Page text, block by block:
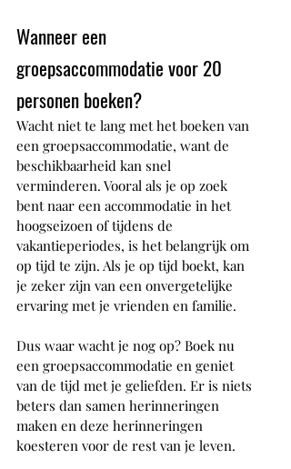
Wanneer een
groepsaccommodatie voor 20
personen boeken?
Wacht niet te lang met het boeken van
een groepsaccommodatie, want de
beschikbaarheid kan snel
verminderen. Vooral als je op zoek
bent naar een accommodatie in het
hoogseizoen of tijdens de
vakantieperiodes, is het belangrijk om
op tijd te zijn. Als je op tijd boekt, kan
je zeker zijn van een onvergetelijke
ervaring met je vrienden en familie.
Dus waar wacht je nog op? Boek nu
een groepsaccommodatie en geniet
van de tijd met je geliefden. Er is niets
beters dan samen herinneringen
maken en deze herinneringen
koesteren voor de rest van je leven.